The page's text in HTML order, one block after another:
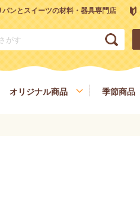
ンとスイーツの材料・器具専門店
オリジナル商品 季節商品